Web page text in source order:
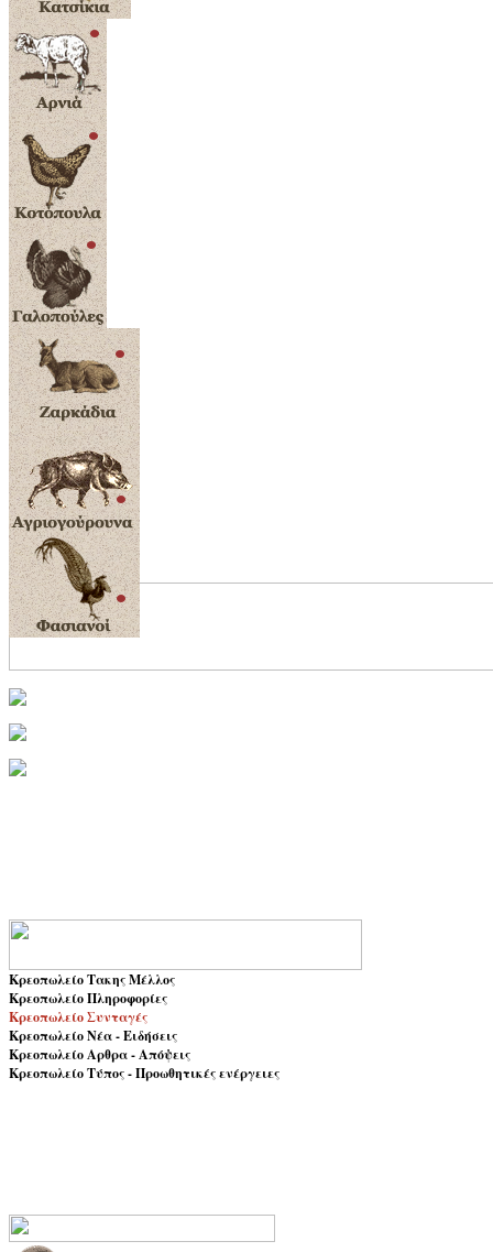
Κρεοπωλείο Τακης Μέλλος
Κρεοπωλείο Πληροφορίες
Κρεοπωλείο Συνταγές
Κρεοπωλείο Νέα - Ειδήσεις
Κρεοπωλείο Αρθρα - Απόψεις
Κρεοπωλείο Τύπος - Προωθητικές ενέργειες